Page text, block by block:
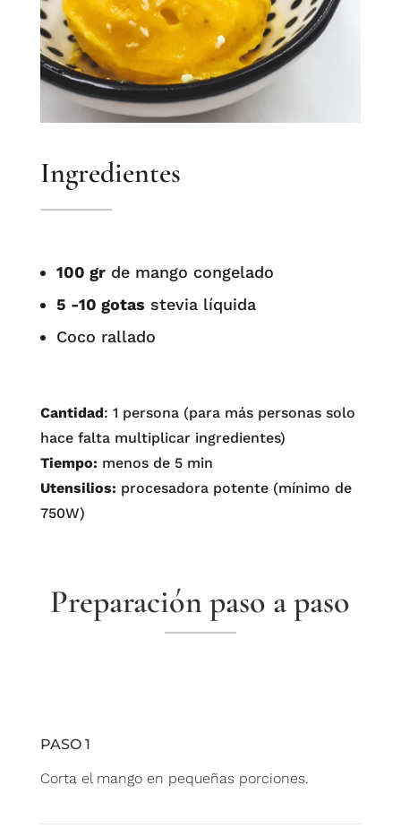
Ingredientes
100 grde mango congelado
5 -10 gotas stevia líquida
Coco rallado
Cantidad: 1 persona (para más personas solo
hace falta multiplicar ingredientes)
Tiempo: menos de 5 min
Utensilios: procesadora potente (mínimo de
750W)
Preparación paso a paso
PASO 1
Corta el mango en pequeñas porciones.